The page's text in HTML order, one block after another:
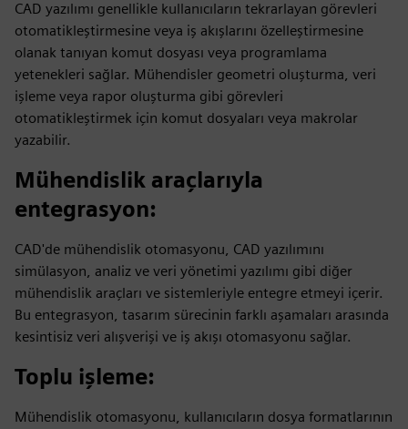
CAD yazılımı genellikle kullanıcıların tekrarlayan görevleri
otomatikleştirmesine veya iş akışlarını özelleştirmesine
olanak tanıyan komut dosyası veya programlama
yetenekleri sağlar. Mühendisler geometri oluşturma, veri
işleme veya rapor oluşturma gibi görevleri
otomatikleştirmek için komut dosyaları veya makrolar
yazabilir.
Mühendislik araçlarıyla
entegrasyon:
CAD'de mühendislik otomasyonu, CAD yazılımını
simülasyon, analiz ve veri yönetimi yazılımı gibi diğer
mühendislik araçları ve sistemleriyle entegre etmeyi içerir.
Bu entegrasyon, tasarım sürecinin farklı aşamaları arasında
kesintisiz veri alışverişi ve iş akışı otomasyonu sağlar.
Toplu işleme:
Mühendislik otomasyonu, kullanıcıların dosya formatlarının